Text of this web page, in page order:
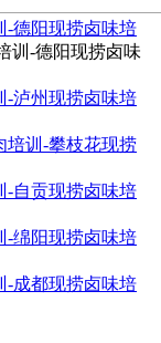
-德阳现捞卤味培
训-德阳现捞卤味
-泸州现捞卤味培
培训-攀枝花现捞
-自贡现捞卤味培
-绵阳现捞卤味培
-成都现捞卤味培